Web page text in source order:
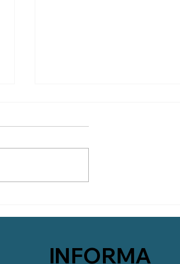
Irlandii - panel
INFORMA